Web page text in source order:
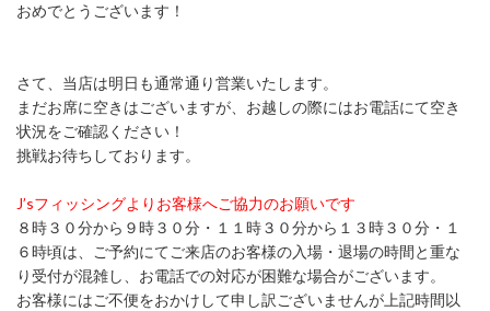
おめでとうございます！
さて、当店は明日も通常通り営業いたします。
まだお席に空きはございますが、お越しの際にはお電話にて空き
状況をご確認ください！
挑戦お待ちしております。
J’sフィッシングよりお客様へご協力のお願いです
８時３０分から９時３０分・１１時３０分から１３時３０分・１
６時頃は、ご予約にてご来店のお客様の入場・退場の時間と重な
り受付が混雑し、お電話での対応が困難な場合がございます。
お客様にはご不便をおかけして申し訳ございませんが上記時間以